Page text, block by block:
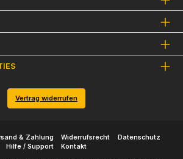
Vertrag widerrufen
& Zahlung Widerrufsrecht
Datenschutz
Hilfe / Support
Kontakt